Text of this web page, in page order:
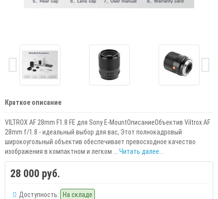
Краткое описание
VILTROX AF 28mm F1.8 FE для Sony E-MountОписаниеОбъектив Viltrox AF
28mm f/1.8 - идеальный выбор для вас, Этот полнокадровый
широкоугольный объектив обеспечивает превосходное качество
изображения в компактном и легком ... Читать далее...
28 000 руб.
Доступность: На складе